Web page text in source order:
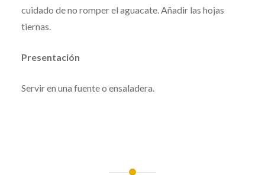
cuidado de no romper el aguacate. Añadir las hojas
tiernas.
Presentación
Servir en una fuente o ensaladera.